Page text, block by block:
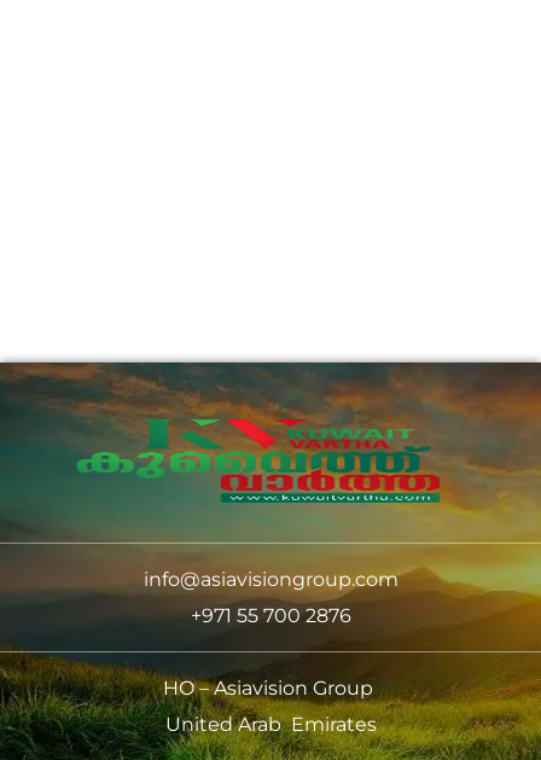
info@asiavisiongroup.com
+971 55 700 2876
HO – Asiavision Group
United Arab Emirates